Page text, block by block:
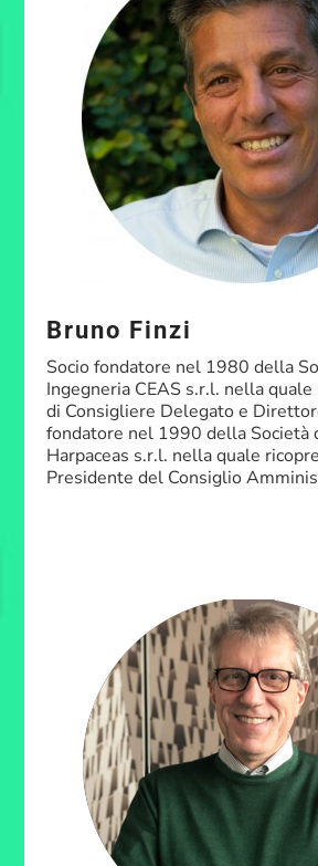
Bruno Finzi
Socio fondatore nel 1980 della
Ingegneria CEAS s.r.l. nella
di Consigliere Delegato e
fondatore nel 1990 della Società
Harpaceas s.r.l. nella quale
Presidente del Consiglio